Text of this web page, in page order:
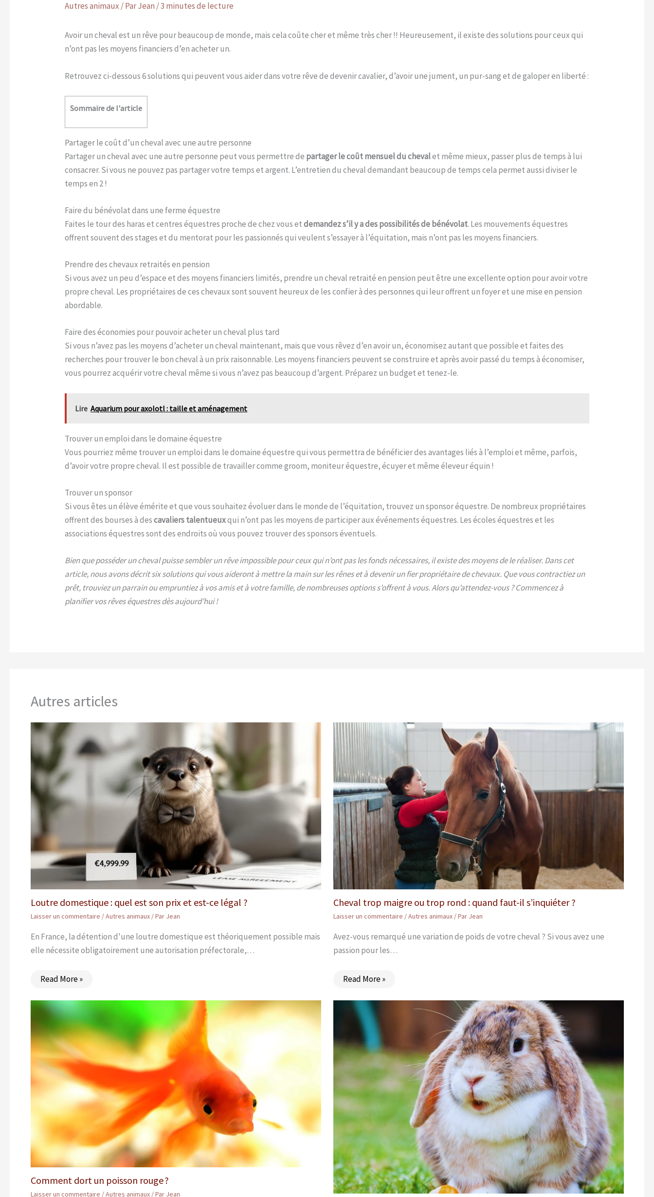
Autres animaux / ParJean /3 minutes de lecture
Avoir un cheval est un rêve pour beaucoup de monde, mais cela coûte cher et même très cher !! Heureusement, il existe des solutions pour ceux qui
n’ont pas les moyens financiers d’en acheter un.
Retrouvez ci-dessous 6 solutions qui peuvent vous aider dans votre rêve de devenir cavalier, d’avoir une jument, un pur-sang et de galoper en liberté :
Sommaire de l'article
Partager le coût d’un cheval avec une autre personne
Partager un cheval avec une autre personne peut vous permettre de partager le coût mensuel du chevalet même mieux, passer plus de temps à lui
consacrer. Si vous ne pouvez pas partager votre temps et argent. L’entretien du cheval demandant beaucoup de temps cela permet aussi diviser le
temps en 2 !
Faire du bénévolat dans une ferme équestre
Faites le tour des haras et centres équestres proche de chez vous etdemandez s’il y a des possibilités de bénévolat. Les mouvements équestres
offrent souvent des stages et du mentorat pour les passionnés qui veulent s’essayer à l’équitation, mais n’ont pas les moyens financiers.
Prendre des chevaux retraités en pension
Si vous avez un peu d’espace et des moyens financiers limités, prendre un cheval retraité en pension peut être une excellente option pour avoir votre
propre cheval. Les propriétaires de ces chevaux sont souvent heureux de les confier à des personnes qui leur offrent un foyer et une mise en pension
abordable.
Faire des économies pour pouvoir acheter un cheval plus tard
Si vous n’avez pas les moyens d’acheter un cheval maintenant, mais que vous rêvez d’en avoir un, économisez autant que possible et faites des
recherches pour trouver le bon cheval à un prix raisonnable. Les moyens financiers peuvent se construire et après avoir passé du temps à économiser,
vous pourrez acquérir votre cheval même si vous n’avez pas beaucoup d’argent. Préparez un budget et tenez-le.
Lire Aquarium pour axolotl : taille et aménagement
Trouver un emploi dans le domaine équestre
Vous pourriez même trouver un emploi dans le domaine équestre qui vous permettra de bénéficier des avantages liés à l’emploi et même, parfois,
d’avoir votre propre cheval. Il est possible de travailler comme groom, moniteur équestre, écuyer et même éleveur équin !
Trouver un sponsor
Si vous êtes un élève émérite et que vous souhaitez évoluer dans le monde de l’équitation, trouvez un sponsor équestre. De nombreux propriétaires
offrent des bourses à descavaliers talentueuxqui n’ont pas les moyens de participer aux événements équestres. Les écoles équestres et les
associations équestres sont des endroits où vous pouvez trouver des sponsors éventuels.
Bien que posséder un cheval puisse sembler un rêve impossible pour ceux qui n’ont pas les fonds nécessaires, il existe des moyens de le réaliser. Dans cet
article, nous avons décrit six solutions qui vous aideront à mettre la main sur les rênes et à devenir un fier propriétaire de chevaux. Que vous contractiez un
prêt, trouviez un parrain ou empruntiez à vos amis et à votre famille, de nombreuses options s’offrent à vous. Alors qu’attendez-vous ? Commencez à
planifier vos rêves équestres dès aujourd’hui !
Autres articles
Loutre domestique : quel est son prix et est-ce légal ?
Laisser un commentaire /Autres animaux/ Par Jean
En France, la détention d'une loutre domestique est théoriquement possible mais
elle nécessite obligatoirement une autorisation préfectorale,…
Read More »
Cheval trop maigre ou trop rond : quand faut-il s’inquiéter ?
Laisser un commentaire /Autres animaux/ Par Jean
Avez-vous remarqué une variation de poids de votre cheval ? Si vous avez une
passion pour les…
Read More »
Comment dort un poisson rouge ?
Laisser un commentaire /Autres animaux/ Par Jean